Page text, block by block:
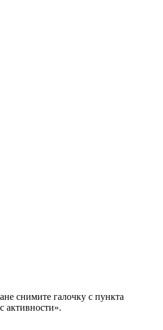
снимите галочку с пункта
активности».